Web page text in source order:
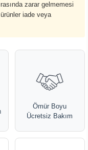
zarar gelmemesi
iade veya
Ömür Boyu
Ücretsiz Bakım